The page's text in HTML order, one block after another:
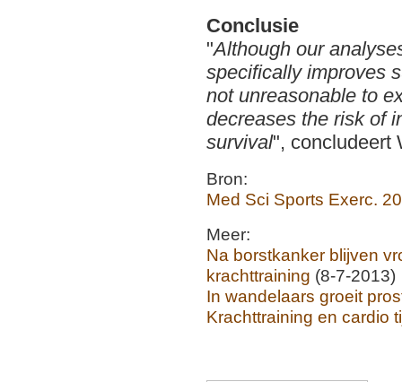
Conclusie
"Although our
specifically improves
not unreasonable to
decreases the risk of
survival", concludeert
Bron:
Med Sci Sports Exerc.
Meer:
Na borstkanker blijven
krachttraining (8-7-2013)
In wandelaars groeit
Krachttraining en cardio